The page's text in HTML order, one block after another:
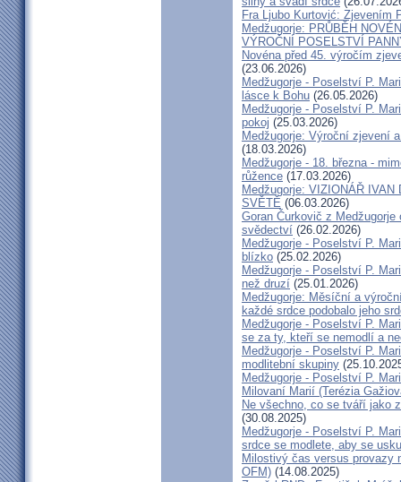
Fra Ljubo Kurtović: Zjevením
Medžugorje: PRŮBĚH
VÝROČNÍ POSELSTVÍ
Novéna před 45. výročím
(23.06.2026)
Medžugorje - Poselství P.
lásce k Bohu (26.05.2026)
Medžugorje - Poselství P.
pokoj (25.03.2026)
Medžugorje: Výroční zjevení
(18.03.2026)
Medžugorje - 18. března -
růžence (17.03.2026)
Medžugorje: VIZIONÁŘ
SVĚTĚ (06.03.2026)
Goran Čurkovič z
svědectví (26.02.2026)
Medžugorje - Poselství P.
blízko (25.02.2026)
Medžugorje - Poselství P.
než druzí (25.01.2026)
Medžugorje: Měsíční a
každé srdce podobalo jeho
Medžugorje - Poselství P.
se za ty, kteří se nemodlí a
Medžugorje - Poselství P.
modlitební skupiny
Medžugorje - Poselství P.
Milovaní Marií (Terézia
Ne všechno, co se tváří jako
(30.08.2025)
Medžugorje - Poselství P.
srdce se modlete, aby se
Milostivý čas versus provazy
OFM) (14.08.2025)